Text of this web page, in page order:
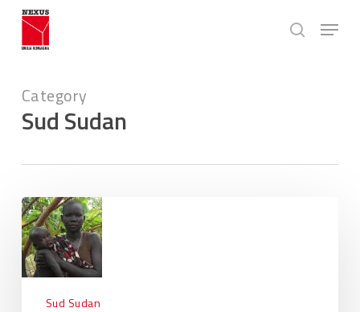
Skip
main
search
Menu
Category
Sud Sudan
Favorire
la
produzione
orticola
dei
gruppiSud Sudan